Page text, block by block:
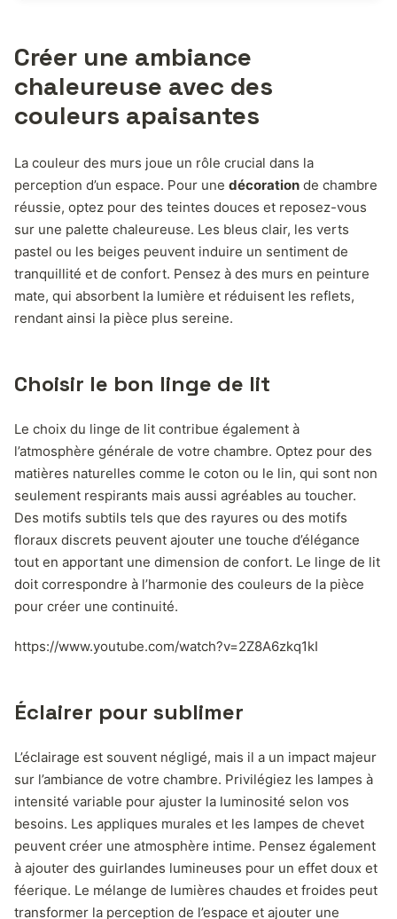
Créer une ambiance
chaleureuse avec des
couleurs apaisantes
La couleur des murs joue un rôle crucial dans la
perception d’un espace. Pour une décoration de chambre
réussie, optez pour des teintes douces et reposez-vous
sur une palette chaleureuse. Les bleus clair, les verts
pastel ou les beiges peuvent induire un sentiment de
tranquillité et de confort. Pensez à des murs en peinture
mate, qui absorbent la lumière et réduisent les reflets,
rendant ainsi la pièce plus sereine.
Choisir le bon linge de lit
Le choix du linge de lit contribue également à
l’atmosphère générale de votre chambre. Optez pour des
matières naturelles comme le coton ou le lin, qui sont non
seulement respirants mais aussi agréables au toucher.
Des motifs subtils tels que des rayures ou des motifs
floraux discrets peuvent ajouter une touche d’élégance
tout en apportant une dimension de confort. Le linge de lit
doit correspondre à l’harmonie des couleurs de la pièce
pour créer une continuité.
https://www.youtube.com/watch?v=2Z8A6zkq1kI
Éclairer pour sublimer
L’éclairage est souvent négligé, mais il a un impact majeur
sur l’ambiance de votre chambre. Privilégiez les lampes à
intensité variable pour ajuster la luminosité selon vos
besoins. Les appliques murales et les lampes de chevet
peuvent créer une atmosphère intime. Pensez également
à ajouter des guirlandes lumineuses pour un effet doux et
féerique. Le mélange de lumières chaudes et froides peut
transformer la perception de l’espace et ajouter une